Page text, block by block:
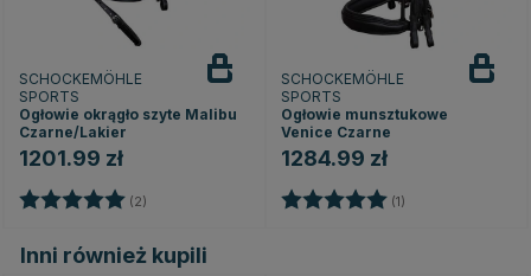
SCHOCKEMÖHLE
SPORTS
Ogłowie okrągło szyte Malibu
Czarne/Lakier
1201.99 zł
Ocena: (2)
SCHOCKEMÖHLE
SPORTS
Ogłowie munsztukowe
Venice Czarne
1284.99 zł
Ocena: (1)
Inni również kupili